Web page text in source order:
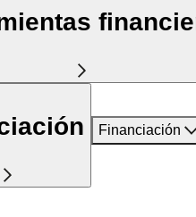
Financiación